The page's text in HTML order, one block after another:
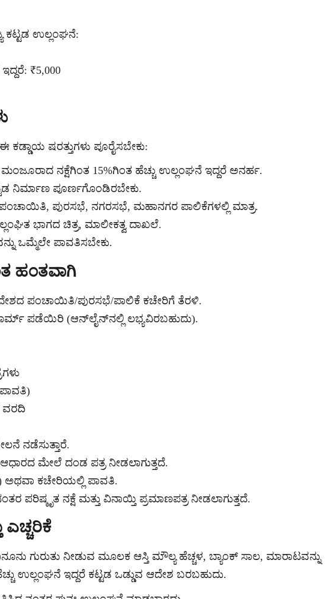
ಕಟ್ಟಡ ಉಲ್ಲಂಘನೆ:
₹5,000
ಷರತ್ತುಗಳು ಪೂರೈಸಬೇಕು:
ಮಂಜೂರಾದ ನಕ್ಷೆಗಿಂತ 15%ಗಿಂತ ಹೆಚ್ಚು ಉಲ್ಲಂಘನೆ ಇದ್ದರೆ ಅನರ್ಹ.
ನಿರ್ಮಾಣ ಪೂರ್ಣಗೊಂಡಿರಬೇಕು.
ಪುರಸಭೆ, ನಗರಸಭೆ, ಮಹಾನಗರ ಪಾಲಿಕೆಗಳಲ್ಲಿ ಮಾತ್ರ.
ಭಾಗದ ಚಿತ್ರ, ಮಾಲೀಕತ್ವ ದಾಖಲೆ.
ಒಮ್ಮೆಲೇ ಪಾವತಿಸಬೇಕು.
ಹಂತವಾಗಿ
ಪಂಚಾಯಿತಿ/ಪುರಸಭೆ/ಪಾಲಿಕೆ ಕಚೇರಿಗೆ ತೆರಳಿ.
ಪಡೆಯಿರಿ (ಆನ್‌ಲೈನ್‌ನಲ್ಲಿ ಲಭ್ಯವಿರಬಹುದು).
ವರದಿ
ನಡೆಸುತ್ತಾರೆ.
ಮೇಲೆ ದಂಡ ಪತ್ರ ನೀಡಲಾಗುತ್ತದೆ.
ಕಚೇರಿಯಲ್ಲಿ ಪಾವತಿ.
ಪರಿಷ್ಕೃತ ನಕ್ಷೆ ಮತ್ತು ವಿನಾಯ್ತಿ ಪ್ರಮಾಣಪತ್ರ ನೀಡಲಾಗುತ್ತದೆ.
ಗುರುತು ನೀಡುವ ಮೂಲಕ ಆಸ್ತಿ ಮೌಲ್ಯ ಹೆಚ್ಚಳ, ಬ್ಯಾಂಕ್ ಸಾಲ, ಮಾರಾಟವನ್ನು
ಉಲ್ಲಂಘನೆ ಇದ್ದರೆ ಕಟ್ಟಡ ಒಡ್ಡುವ ಆದೇಶ ಬರಬಹುದು.